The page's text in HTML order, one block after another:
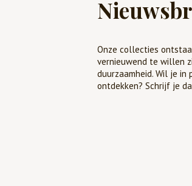
Onze collecties
vernieuwend te willen
duurzaamheid. Wil je
ontdekken? Schrijf je